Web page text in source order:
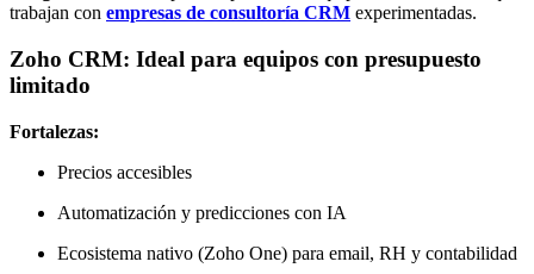
trabajan con empresas de consultoría CRM experimentadas.
Zoho CRM: Ideal para equipos con presupuesto
limitado
Fortalezas:
Precios accesibles
Automatización y predicciones con IA
Ecosistema nativo (Zoho One) para email, RH y contabilidad